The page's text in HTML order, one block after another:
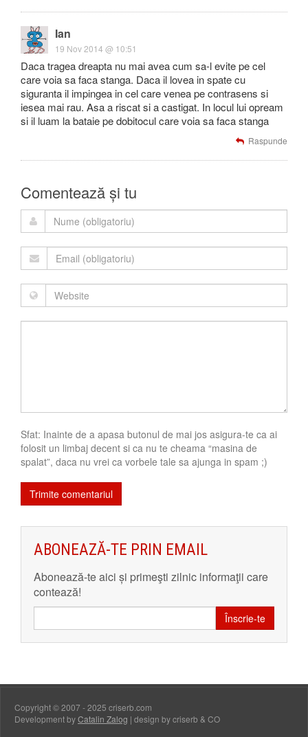
Ian
19 Nov 2014 @ 10:51
Daca tragea dreapta nu mai avea cum sa-l evite pe cel
care voia sa faca stanga. Daca il lovea in spate cu
siguranta il impingea in cel care venea pe contrasens si
iesea mai rau. Asa a riscat si a castigat. In locul lui opream
si il luam la bataie pe dobitocul care voia sa faca stanga
Raspunde
Comentează și tu
Sfat: Inainte de a apasa butonul de mai jos asigura-te ca ai
folosit un limbaj decent si ca nu te cheama “masina de
spalat”, daca nu vrei ca vorbele tale sa ajunga in spam ;)
ABONEAZĂ-TE PRIN EMAIL
Abonează-te aici și primeşti zilnic informaţii care
contează!
Înscrie-te
Copyright © 2007 - 2025 criserb.com
Development byCatalin Zalog | design by criserb & CO